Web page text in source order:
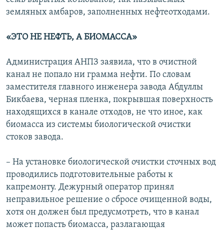
земляных амбаров, заполненных нефтеотходами.
«ЭТО НЕ НЕФТЬ, А БИОМАССА»
Администрация АНПЗ заявила, что в очистной
канал не попало ни грамма нефти. По словам
заместителя главного инженера завода Абдуллы
Бикбаева, черная пленка, покрывшая поверхность
находящихся в канале отходов, не что иное, как
биомасса из системы биологической очистки
стоков завода.
– На установке биологической очистки сточных вод
проводились подготовительные работы к
капремонту. Дежурный оператор принял
неправильное решение о сбросе очищенной воды,
хотя он должен был предусмотреть, что в канал
может попасть биомасса, разлагающая